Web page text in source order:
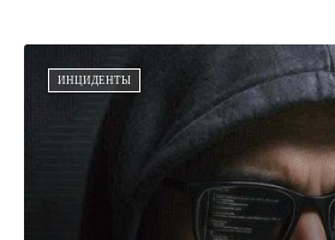
ИНЦИДЕНТЫ